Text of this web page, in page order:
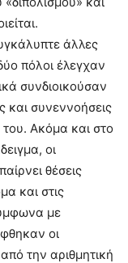
άλλες
πόλοι έλεγχαν
συνδιοικούσαν
και συνεννοήσεις
του. Ακόμα και στο
οι
θέσεις
και στις
με
οι
την αριθμητική